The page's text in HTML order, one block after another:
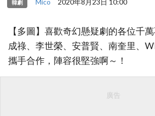
韓劇
【多圖】喜歡奇幻懸疑劇的各位千
成祿、李世榮、安普賢、南奎里、
攜手合作，陣容很堅強啊～！
廣告